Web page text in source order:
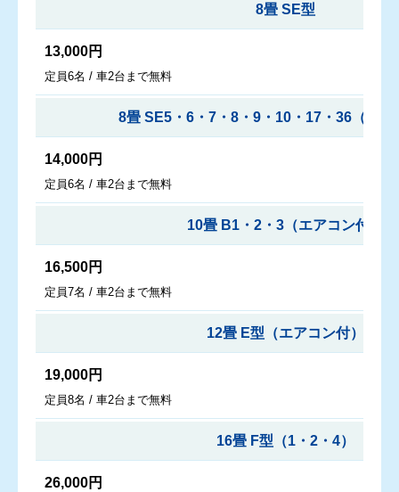
8畳 SE型
13,000円
定員6名 / 車2台まで無料
8畳 SE5・6・7・8・9・10・17・36（エア
14,000円
定員6名 / 車2台まで無料
10畳 B1・2・3（エアコン付）
16,500円
定員7名 / 車2台まで無料
12畳 E型（エアコン付）
19,000円
定員8名 / 車2台まで無料
16畳 F型（1・2・4）
26,000円